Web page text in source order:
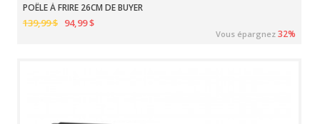
POÊLE À FRIRE 26CM DE BUYER
139,99 $ 94,99 $
Vous épargnez32%